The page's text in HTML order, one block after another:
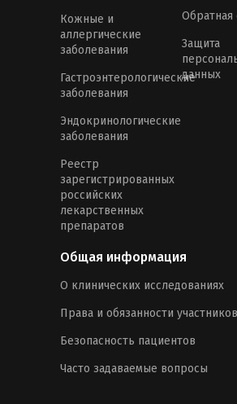
Кожные и
аллергические
заболевания
Гастроэнтерологические
заболевания
Эндокринологические
заболевания
Реестр
зарегистрированных
российских
лекарственных
препаратов
Обратная
Защита
данных
Общая информация
О клинических исследованиях
Права и обязанности участников
Безопасность пациентов
Часто задаваемые вопросы